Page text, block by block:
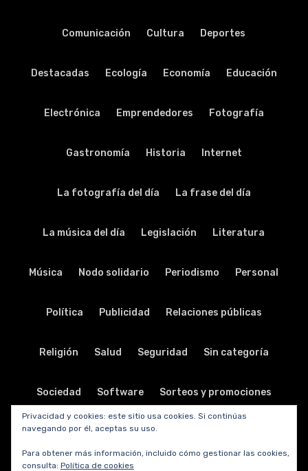
Comunicación Cultura Deportes
Destacadas Ecología Economía Educación
Electrónica Emprendedores Fotografía
Gastronomía Historia Internet
La fotografía del día La frase del día
La música del día Legislación Literatura
Música Nodo solidario Periodismo Personal
Política Publicidad Relaciones públicas
Religión Salud Seguridad Sin categoría
Sociedad Software Sorteos y promociones
Tabletas Teatro
Privacidad y cookies: este sitio usa cookies. Si continúas
navegando por él, aceptas su uso.
Para obtener más información, incluido cómo gestionar las cookies,
consulta: Política de cookies